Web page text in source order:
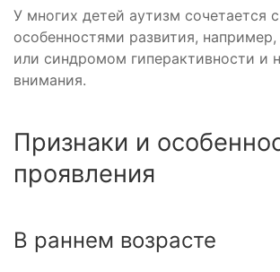
У многих детей аутизм сочетается
особенностями развития,
или синдромом гиперактивности и
внимания.
Признаки и
проявления
В раннем возрасте